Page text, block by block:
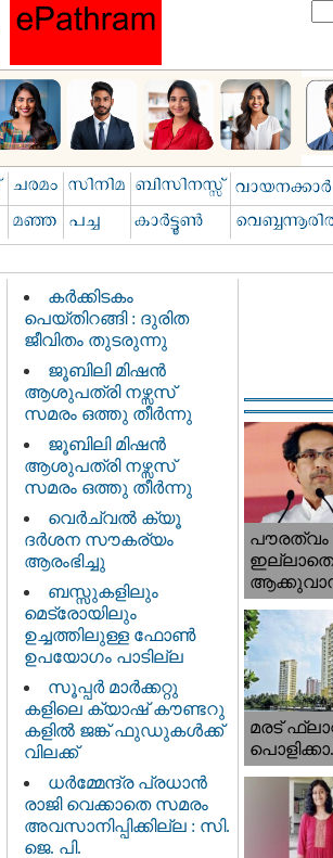
കർക്കിടകം
പെയ്തിറങ്ങി : ദുരിത
ജീവിതം തുടരുന്നു
ജൂബിലി മിഷൻ
ആശുപത്രി നഴ്സസ്
സമരം ഒത്തു തീർന്നു
ജൂബിലി മിഷൻ
ആശുപത്രി നഴ്സസ്
സമരം ഒത്തു തീർന്നു
വെര്‍ച്വല്‍ ക്യൂ
ദര്‍ശന സൗകര്യം
ആരംഭിച്ചു
ബസ്സുകളിലും
മെട്രോയിലും
ഉച്ചത്തിലുള്ള ഫോൺ
ഉപയോഗം പാടില്ല
സൂപ്പർ മാർക്കറ്റു
കളിലെ ക്യാഷ് കൗണ്ടറു
കളിൽ ജങ്ക് ഫുഡുകൾക്ക്
വിലക്ക്
ധര്‍മ്മേന്ദ്ര പ്രധാൻ
രാജി വെക്കാതെ സമരം
അവസാനിപ്പിക്കില്ല : സി.
ജെ. പി.
പൗരത്വം
ഇല്ലാതെ
മരട്